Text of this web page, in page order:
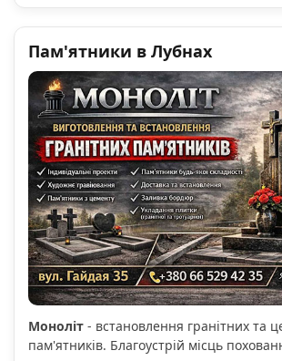
Пам'ятники в Лубнах
Моноліт - встановлення гранітних та
пам'ятників. Благоустрій місць